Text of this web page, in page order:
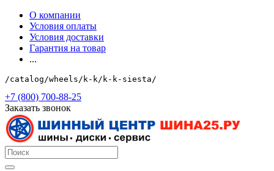
О компании
Условия оплаты
Условия доставки
Гарантия на товар
...
/catalog/wheels/k-k/k-k-siesta/
+7 (800) 700-88-25
Заказать звонок